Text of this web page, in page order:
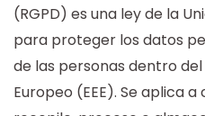
(RGPD) es una ley de la
para proteger los datos
de las personas dentro
Europeo (EEE). Se aplica